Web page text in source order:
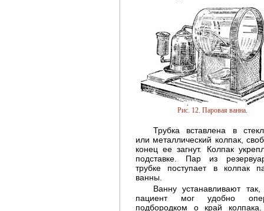
Рис. 12. Паровая ванна.
Трубка вставлена в
или металлический колпак,
конец ее загнут. Колпак
подставке. Пар из
трубке поступает в колпак
ванны.
Ванну устанавливают
пациент мог удобно
подбородком о край колпака.